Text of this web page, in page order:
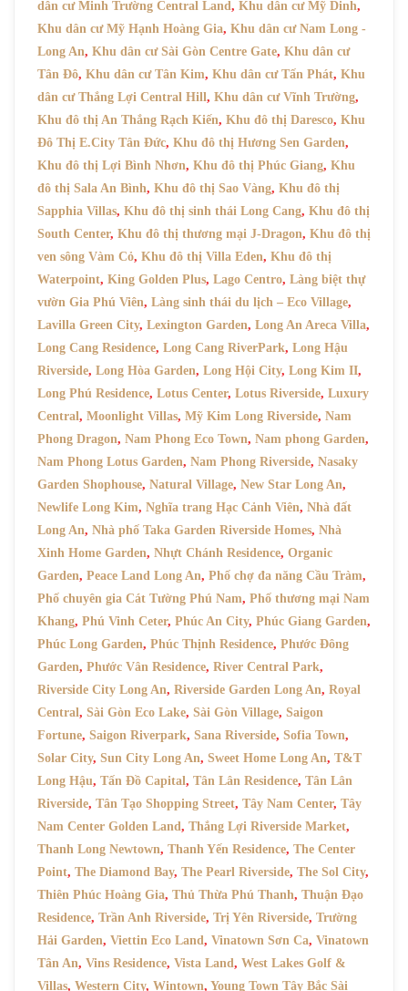
dân cư Minh Trường Central Land, Khu dân cư Mỹ Dinh,
Khu dân cư Mỹ Hạnh Hoàng Gia, Khu dân cư Nam Long -
Long An, Khu dân cư Sài Gòn Centre Gate, Khu dân cư
Tân Đô, Khu dân cư Tân Kim, Khu dân cư Tấn Phát, Khu
dân cư Thắng Lợi Central Hill, Khu dân cư Vĩnh Trường,
Khu đô thị An Thắng Rạch Kiến, Khu đô thị Daresco, Khu
Đô Thị E.City Tân Đức, Khu đô thị Hương Sen Garden,
Khu đô thị Lợi Bình Nhơn, Khu đô thị Phúc Giang, Khu
đô thị Sala An Bình, Khu đô thị Sao Vàng, Khu đô thị
Sapphia Villas, Khu đô thị sinh thái Long Cang, Khu đô thị
South Center, Khu đô thị thương mại J-Dragon, Khu đô thị
ven sông Vàm Cỏ, Khu đô thị Villa Eden, Khu đô thị
Waterpoint, King Golden Plus, Lago Centro, Làng biệt thự
vườn Gia Phú Viên, Làng sinh thái du lịch – Eco Village,
Lavilla Green City, Lexington Garden, Long An Areca Villa,
Long Cang Residence, Long Cang RiverPark, Long Hậu
Riverside, Long Hòa Garden, Long Hội City, Long Kim II,
Long Phú Residence, Lotus Center, Lotus Riverside, Luxury
Central, Moonlight Villas, Mỹ Kim Long Riverside, Nam
Phong Dragon, Nam Phong Eco Town, Nam phong Garden,
Nam Phong Lotus Garden, Nam Phong Riverside, Nasaky
Garden Shophouse, Natural Village, New Star Long An,
Newlife Long Kim, Nghĩa trang Hạc Cảnh Viên, Nhà đất
Long An, Nhà phố Taka Garden Riverside Homes, Nhà
Xinh Home Garden, Nhựt Chánh Residence, Organic
Garden, Peace Land Long An, Phố chợ đa năng Cầu Tràm,
Phố chuyên gia Cát Tường Phú Nam, Phố thương mại Nam
Khang, Phú Vinh Ceter, Phúc An City, Phúc Giang Garden,
Phúc Long Garden, Phúc Thịnh Residence, Phước Đông
Garden, Phước Vân Residence, River Central Park,
Riverside City Long An, Riverside Garden Long An, Royal
Central, Sài Gòn Eco Lake, Sài Gòn Village, Saigon
Fortune, Saigon Riverpark, Sana Riverside, Sofia Town,
Solar City, Sun City Long An, Sweet Home Long An, T&T
Long Hậu, Tấn Đồ Capital, Tân Lân Residence, Tân Lân
Riverside, Tân Tạo Shopping Street, Tây Nam Center, Tây
Nam Center Golden Land, Thắng Lợi Riverside Market,
Thanh Long Newtown, Thanh Yến Residence, The Center
Point, The Diamond Bay, The Pearl Riverside, The Sol City,
Thiên Phúc Hoàng Gia, Thủ Thừa Phú Thanh, Thuận Đạo
Residence, Trần Anh Riverside, Trị Yên Riverside, Trường
Hải Garden, Viettin Eco Land, Vinatown Sơn Ca, Vinatown
Tân An, Vins Residence, Vista Land, West Lakes Golf &
Villas, Western City, Wintown, Young Town Tây Bắc Sài